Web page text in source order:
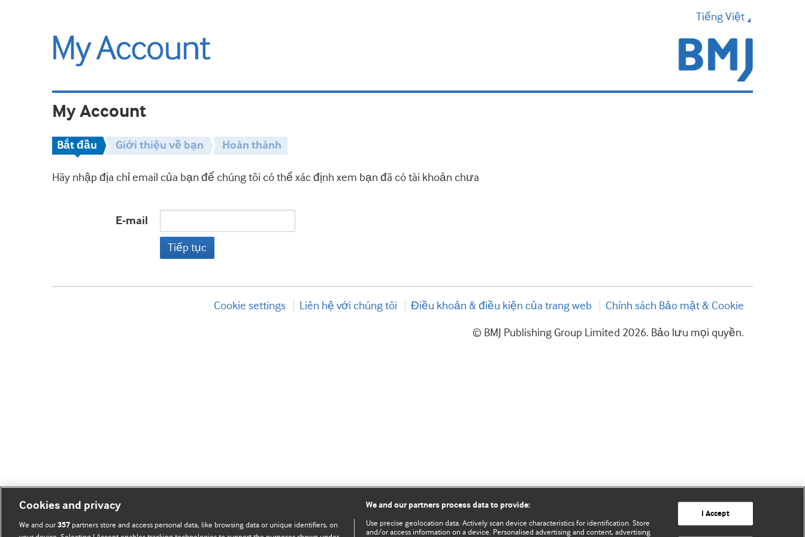
Tiếng Việt
My Account
Bắt đầu Giới thiệu về bạn Hoàn thành
Hãy nhập địa chỉ email của bạn để chúng tôi có thể xác định xem bạn đã có tài khoản chưa
E-mail
Tiếp tục
Cookie settings Liên hệ với chúng tôi Điều khoản & điều kiện của trang web Chính sách Bảo mật & Cookie
© BMJ Publishing Group Limited 2026. Bảo lưu mọi quyền.
Cookies and privacy
We and our357 partners store and access personal data, like browsing data or unique identifiers, on
We and our partners process data to provide:
Use precise geolocation data. Actively scan device characteristics for identification. Store
and/or access information on a device. Personalised advertising and content, advertising
I Accept